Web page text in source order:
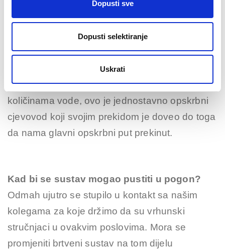
Dopusti sve
Dopusti selektiranje
Uskrati
iz Novske jedan dio, na taj način smo osigurali
opskrbu Okučana i Stare Gradiške do Kosovca.
Od strane Novske nije moguće više vode
preuzimati.
Bitna stvar je da nemamo problema sa
količinama vode, ovo je jednostavno opskrbni
cjevovod koji svojim prekidom je doveo do toga
da nama glavni opskrbni put prekinut.
Kad bi se sustav mogao pustiti u pogon?
Odmah ujutro se stupilo u kontakt sa našim
kolegama za koje držimo da su vrhunski
stručnjaci u ovakvim poslovima. Mora se
promjeniti brtveni sustav na tom dijelu